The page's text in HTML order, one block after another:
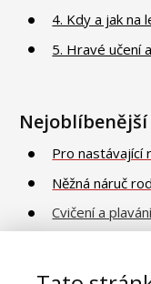
4. Kdy a jak na
5. Hravé učení
Pro nastávající
Něžná náruč
Cvičení a
Vaničkování